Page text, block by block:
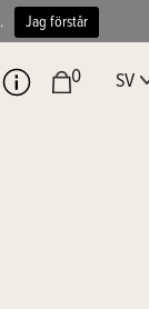
0 SV
. Jag förstår